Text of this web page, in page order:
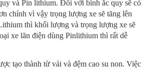
và Pin lithium. Đối với bình ắc quy sẽ có
chính vì vậy trọng lượng xe sẽ tăng lên
thì khối lượng và trọng lượng xe sẽ
xe lăn điện dùng Pinlithium thì rất dễ
tạo thành từ vải và đệm cao su non. Việc